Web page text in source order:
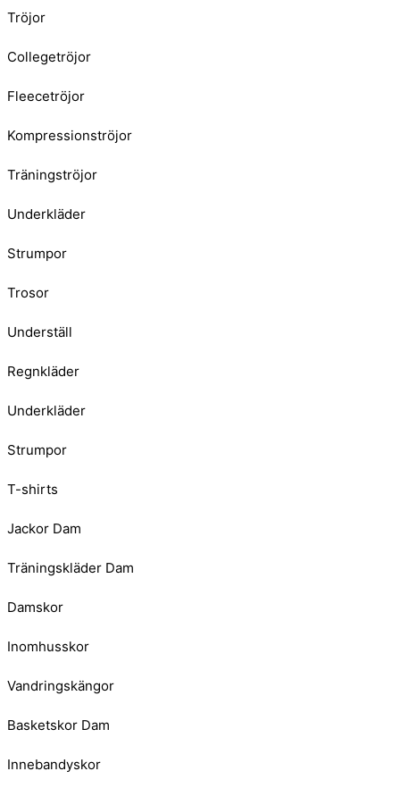
Tröjor
Collegetröjor
Fleecetröjor
Kompressionströjor
Träningströjor
Underkläder
Strumpor
Trosor
Underställ
Regnkläder
Underkläder
Strumpor
T-shirts
Jackor Dam
Träningskläder Dam
Damskor
Inomhusskor
Vandringskängor
Basketskor Dam
Innebandyskor